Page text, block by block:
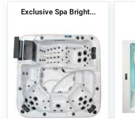
Exclusive Spa Bright...